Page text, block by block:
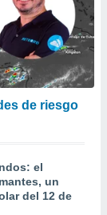
de riesgo
el
un
del 12 de